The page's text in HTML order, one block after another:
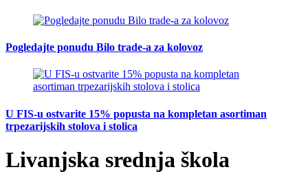
Pogledajte ponudu Bilo trade-a za kolovoz
U FIS-u ostvarite 15% popusta na kompletan asortiman
trpezarijskih stolova i stolica
Livanjska srednja škola